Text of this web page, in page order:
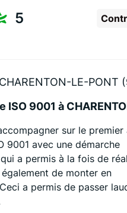
5
CHARENTON-LE-PONT
ISO 9001 à
sur le premier
9001 avec une démarche
a permis à la fois de
de monter en
a permis de passer